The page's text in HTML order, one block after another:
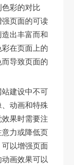
彩的对比
页面的可读
出丰富而和
在页面上的
导致页面的
建设中不可
动画和特殊
果时需要注
力或降低页
以增强页面
画效果可以